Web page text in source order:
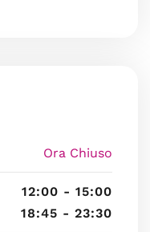
Ora Chiuso
12:00 - 15:00
18:45 - 23:30